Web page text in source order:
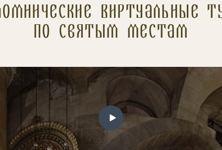
Виртуальные
по святым местам